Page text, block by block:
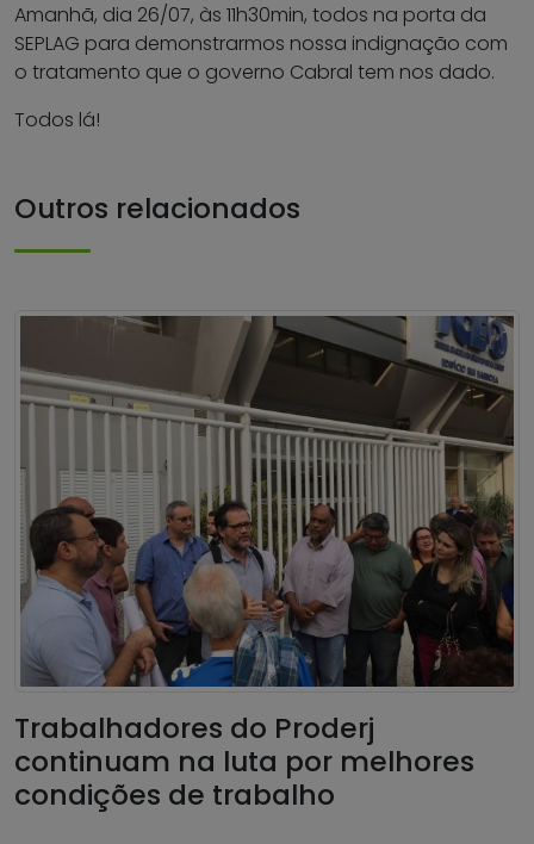
Amanhã, dia 26/07, às 11h30min, todos na porta da
SEPLAG para demonstrarmos nossa indignação com
o tratamento que o governo Cabral tem nos dado.
Todos lá!
Outros relacionados
Trabalhadores do Proderj
continuam na luta por melhores
condições de trabalho